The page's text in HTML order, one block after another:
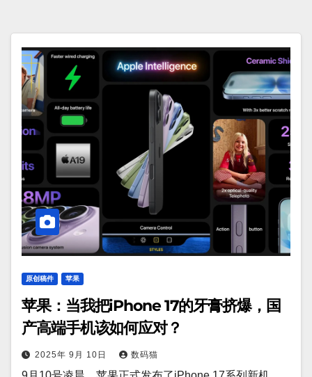
原创稿件 苹果
苹果：当我把iPhone 17的牙膏挤爆，国
产高端手机该如何应对？
2025年 9月 10日 数码猫